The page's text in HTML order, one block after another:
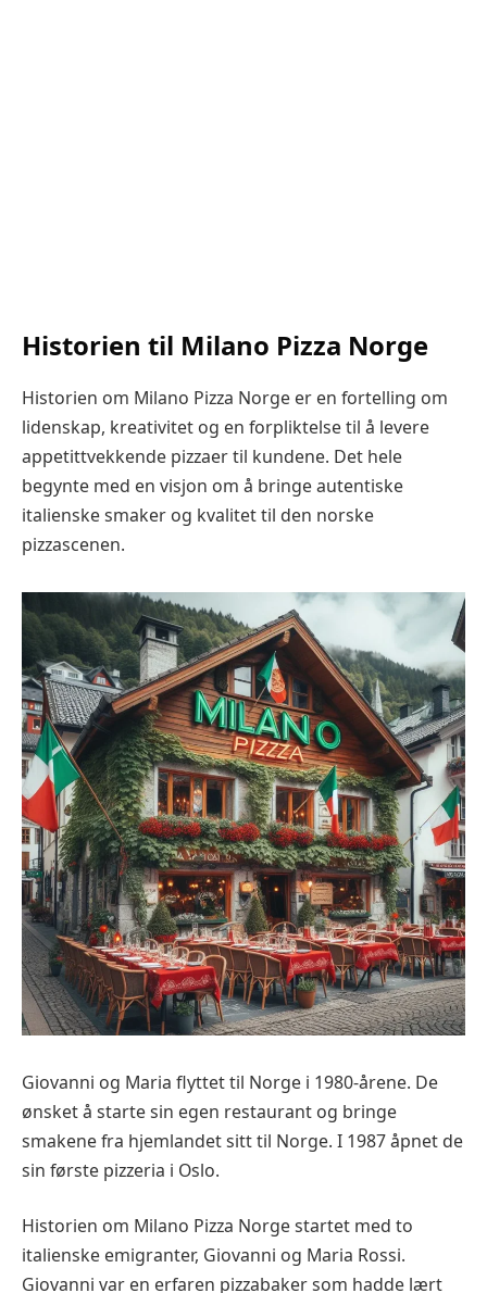
Historien til Milano Pizza Norge
Historien om Milano Pizza Norge er en fortelling om
lidenskap, kreativitet og en forpliktelse til å levere
appetittvekkende pizzaer til kundene. Det hele
begynte med en visjon om å bringe autentiske
italienske smaker og kvalitet til den norske
pizzascenen.
Giovanni og Maria flyttet til Norge i 1980-årene. De
ønsket å starte sin egen restaurant og bringe
smakene fra hjemlandet sitt til Norge. I 1987 åpnet de
sin første pizzeria i Oslo.
Historien om Milano Pizza Norge startet med to
italienske emigranter, Giovanni og Maria Rossi.
Giovanni var en erfaren pizzabaker som hadde lært